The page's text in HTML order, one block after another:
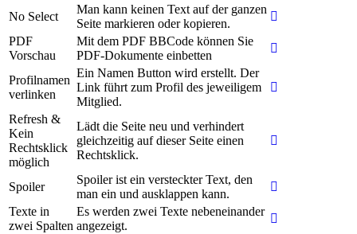
No Select
Man kann keinen Text auf der ganzen
Seite markieren oder kopieren.
PDF
Vorschau
Mit dem PDF BBCode können Sie
PDF-Dokumente einbetten
Profilnamen
verlinken
Ein Namen Button wird erstellt. Der
Link führt zum Profil des jeweiligem
Mitglied.
Refresh &
Kein
Rechtsklick
möglich
Lädt die Seite neu und verhindert
gleichzeitig auf dieser Seite einen
Rechtsklick.
Spoiler
Spoiler ist ein versteckter Text, den
man ein und ausklappen kann.
Texte in
zwei Spalten
Es werden zwei Texte nebeneinander
angezeigt.